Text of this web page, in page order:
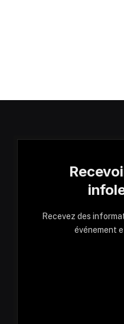
Recevez des
événement